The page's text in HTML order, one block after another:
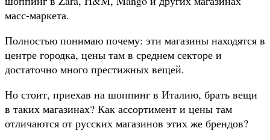
масс-маркета.
Полностью понимаю почему: эти магазины находятся в
центре городка, цены там в среднем секторе и
достаточно много престижных вещей.
Но стоит, приехав на шоппинг в Италию, брать вещи
в таких магазинах? Как ассортимент и цены там
отличаются от русских магазинов этих же брендов?